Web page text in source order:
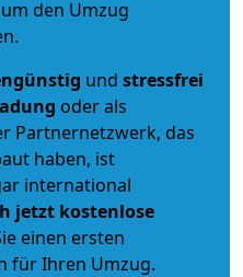
den Umzug
und stressfrei
oder als
Partnernetzwerk, das
haben, ist
international
jetzt kostenlose
einen ersten
für Ihren Umzug.